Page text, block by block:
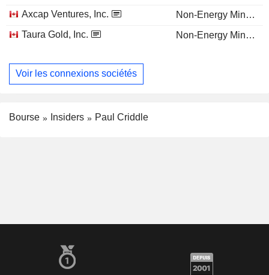
Axcap Ventures, Inc.
Non-Energy Minerals
Taura Gold, Inc.
Non-Energy Minerals
Voir les connexions sociétés
Bourse Insiders Paul Criddle